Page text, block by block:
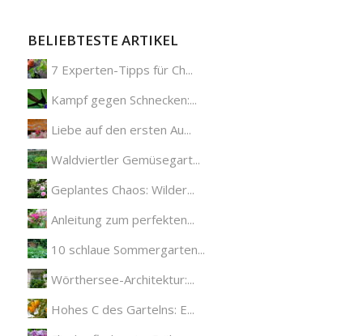
BELIEBTESTE ARTIKEL
7 Experten-Tipps für Ch...
Kampf gegen Schnecken:...
Liebe auf den ersten Au...
Waldviertler Gemüsegart...
Geplantes Chaos: Wilder...
Anleitung zum perfekten...
10 schlaue Sommergarten...
Wörthersee-Architektur:...
Hohes C des Gartelns: E...